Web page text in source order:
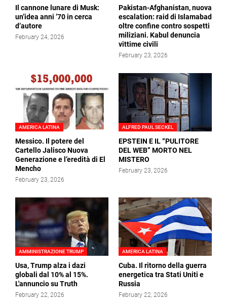
Il cannone lunare di Musk:
un’idea anni ’70 in cerca
d’autore
February 24, 2026
Pakistan-Afghanistan, nuova
escalation: raid di Islamabad
oltre confine contro sospetti
miliziani. Kabul denuncia
vittime civili
February 23, 2026
AMERICA LATINA
Messico. Il potere del
Cartello Jalisco Nuova
Generazione e l’eredità di El
Mencho
February 23, 2026
ALFRED PAUL SECKEL
EPSTEIN E IL “PULITORE
DEL WEB” MORTO NEL
MISTERO
February 23, 2026
AMMINISTRAZIONE TRUMP
Usa, Trump alza i dazi
globali dal 10% al 15%.
L'annuncio su Truth
February 22, 2026
AMERICA LATINA
Cuba. Il ritorno della guerra
energetica tra Stati Uniti e
Russia
February 22, 2026